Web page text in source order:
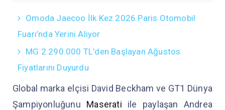
Omoda Jaecoo İlk Kez 2026 Paris Otomobil
Fuarı’nda Yerini Alıyor
MG 2.290.000 TL’den Başlayan Ağustos
Fiyatlarını Duyurdu
Global marka elçisi David Beckham ve GT1 Dünya
Şampiyonluğunu Maserati ile paylaşan Andrea